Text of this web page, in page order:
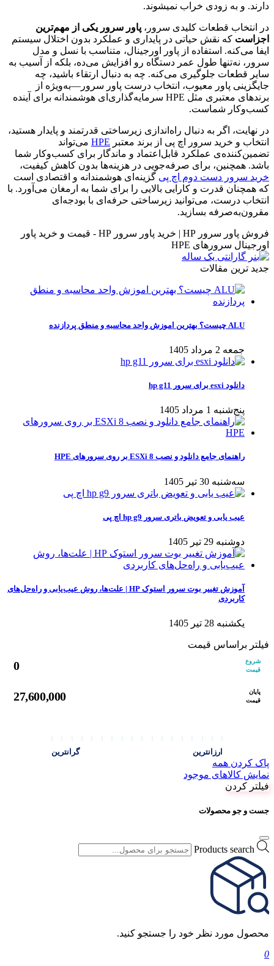
دارند. و به زودی خراب نمیشوند.
در انتخاب قطعات کلیدی سرور، پاور سرور یکی از مهم‌ترین
اجزاست که نقش حیاتی در پایداری و عملکرد بدون اختلال سیستم
ایفا می‌کنه. استفاده از پاور اورجینال، متناسب با نسل و مدل
سرور، نه‌تنها طول عمر دستگاه رو افزایش می‌ده، بلکه از آسیب به
سایر قطعات جلوگیری می‌کنه. چه به دنبال ارتقاء باشید، چه
جایگزینی پاور معیوب، انتخاب درست پاور سرور—به‌ویژه از
برندهای معتبری مثل HPE سرمایه‌گذاری‌ای هوشمندانه برای آینده
کسب‌وکار شماست.
در نهایت، اگر به دنبال راه‌اندازی زیرساختی قدرتمند و پایدار هستید،
انتخاب و خرید سرور اچ پی از برند معتبر HPE می‌تواند
تضمین‌کننده‌ی عملکرد قابل‌اعتماد و ماندگار برای کسب‌وکار شما
باشد. همچنین، برای صرفه‌جویی در هزینه‌ها بدون کاهش کیفیت،
خرید سرور دست دوم اچ پی گزینه‌ای هوشمندانه و اقتصادی است
که همچنان قدرت و کارایی بالایی را برای شما به ارمغان می‌آورد. با
انتخاب درست، می‌توانید زیرساختی حرفه‌ای با بودجه‌ای
مقرون‌به‌صرفه بسازید.
فروش پاور سرور HP | خرید پاور سرور HP - قیمت و خرید پاور
اورجینال سرورهای HPE
جدید ترین مقالات
ALU چیست؟ بهترین اموزش واحد محاسبه و منطق پردازنده
جمعه 2 مرداد 1405
دانلود esxi برای سرور hp g11
پنج‌شنبه 1 مرداد 1405
راهنمای جامع دانلود و نصب ESXi 8 بر روی سرورهای HPE
سه‌شنبه 30 تیر 1405
عیب یابی و تعویض باتری سرور hp g9 اچ پی
دوشنبه 29 تیر 1405
آموزش تغییر بوت سرور استوک HP | علت‌ها، روش عیب‌یابی و راه‌حل‌های
کاربردی
یکشنبه 28 تیر 1405
فیلتر براساس قیمت
شروع
قیمت
0
پایان
قیمت
27,600,000
ارزانترین گرانترین
پاک کردن همه
نمایش کالاهای موجود
فیلتر کردن
جست و جو محصولات
Products search
محصول مورد نظر خود را جستجو کنید.
0